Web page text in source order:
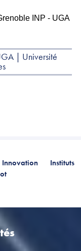
INP - UGA
| Université
Innovation
Instituts